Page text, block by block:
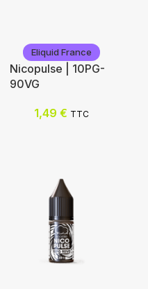
Eliquid France
Nicopulse | 10PG-
90VG
1,49 € TTC